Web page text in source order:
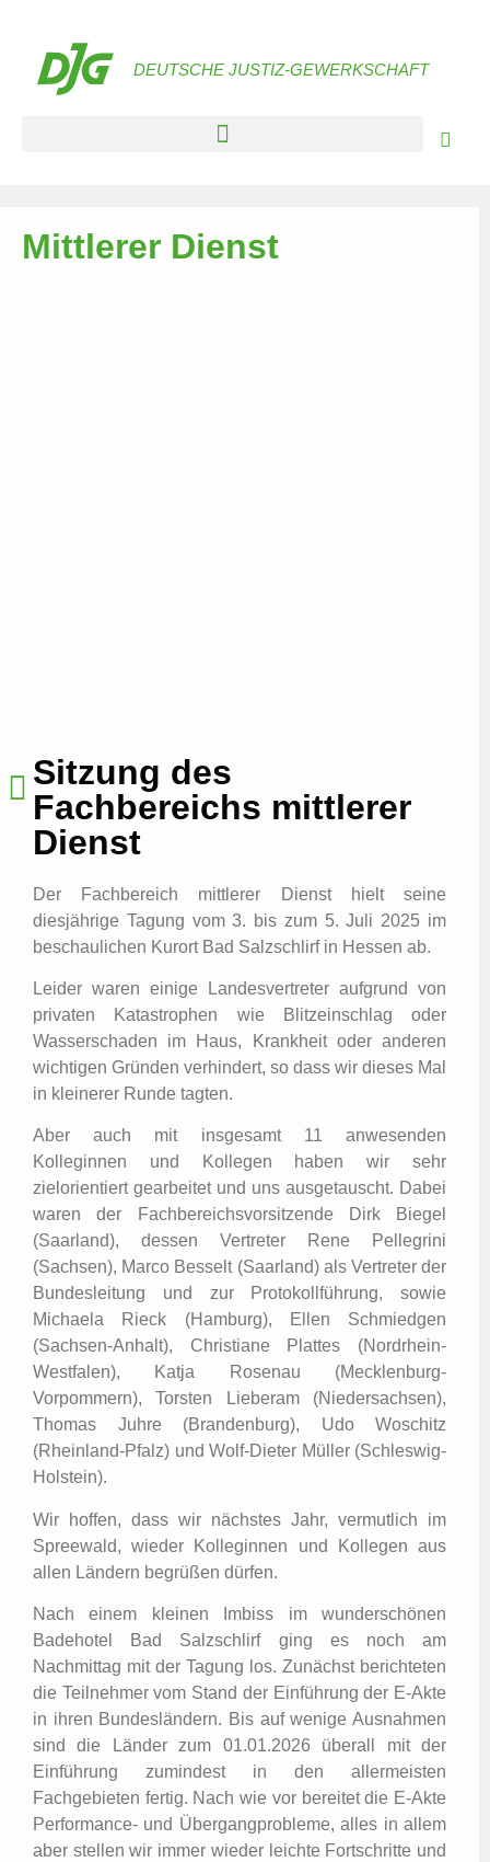
DEUTSCHE JUSTIZ-GEWERKSCHAFT
Mittlerer Dienst
Sitzung des
Fachbereichs mittlerer
Dienst
Der Fachbereich mittlerer Dienst hielt seine
diesjährige Tagung vom 3. bis zum 5. Juli 2025 im
beschaulichen Kurort Bad Salzschlirf in Hessen ab.
Leider waren einige Landesvertreter aufgrund von
privaten Katastrophen wie Blitzeinschlag oder
Wasserschaden im Haus, Krankheit oder anderen
wichtigen Gründen verhindert, so dass wir dieses Mal
in kleinerer Runde tagten.
Aber auch mit insgesamt 11 anwesenden
Kolleginnen und Kollegen haben wir sehr
zielorientiert gearbeitet und uns ausgetauscht. Dabei
waren der Fachbereichsvorsitzende Dirk Biegel
(Saarland), dessen Vertreter Rene Pellegrini
(Sachsen), Marco Besselt (Saarland) als Vertreter der
Bundesleitung und zur Protokollführung, sowie
Michaela Rieck (Hamburg), Ellen Schmiedgen
(Sachsen-Anhalt), Christiane Plattes (Nordrhein-
Westfalen), Katja Rosenau (Mecklenburg-
Vorpommern), Torsten Lieberam (Niedersachsen),
Thomas Juhre (Brandenburg), Udo Woschitz
(Rheinland-Pfalz) und Wolf-Dieter Müller (Schleswig-
Holstein).
Wir hoffen, dass wir nächstes Jahr, vermutlich im
Spreewald, wieder Kolleginnen und Kollegen aus
allen Ländern begrüßen dürfen.
Nach einem kleinen Imbiss im wunderschönen
Badehotel Bad Salzschlirf ging es noch am
Nachmittag mit der Tagung los. Zunächst berichteten
die Teilnehmer vom Stand der Einführung der E-Akte
in ihren Bundesländern. Bis auf wenige Ausnahmen
sind die Länder zum 01.01.2026 überall mit der
Einführung zumindest in den allermeisten
Fachgebieten fertig. Nach wie vor bereitet die E-Akte
Performance- und Übergangprobleme, alles in allem
aber stellen wir immer wieder leichte Fortschritte und